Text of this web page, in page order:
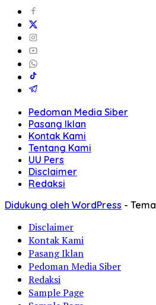
Pedoman Media Siber
Pasang Iklan
Kontak Kami
Tentang Kami
UU Pers
Disclaimer
Redaksi
Didukung oleh WordPress -
Disclaimer
Kontak Kami
Pasang Iklan
Pedoman Media Siber
Redaksi
Sample Page